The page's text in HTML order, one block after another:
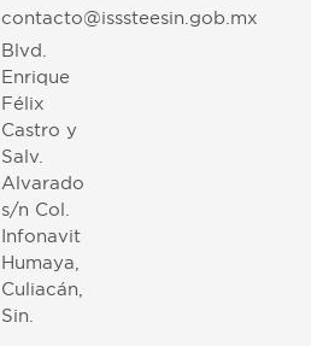
contacto@isssteesin.gob.mx
Blvd.
Enrique
Félix
Castro y
Salv.
Alvarado
s/n Col.
Infonavit
Humaya,
Culiacán,
Sin.